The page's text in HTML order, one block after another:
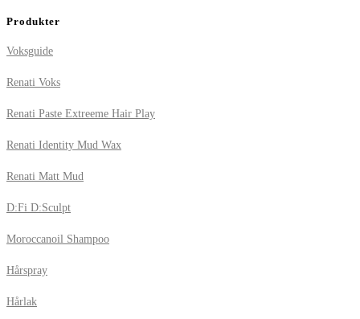
Produkter
Voksguide
Renati Voks
Renati Paste Extreeme Hair Play
Renati Identity Mud Wax
Renati Matt Mud
D:Fi D:Sculpt
Moroccanoil Shampoo
Hårspray
Hårlak